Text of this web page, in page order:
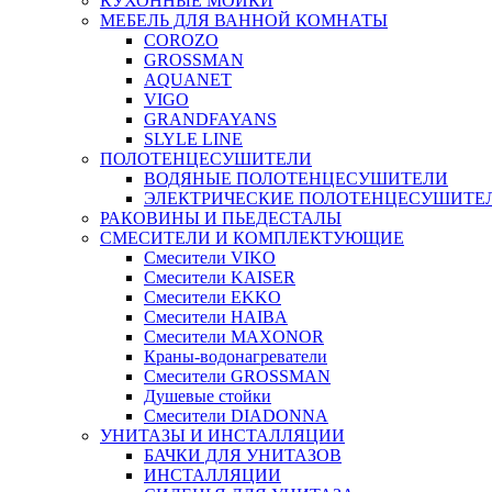
МЕБЕЛЬ ДЛЯ ВАННОЙ КОМНАТЫ
COROZO
GROSSMAN
AQUANET
VIGO
GRANDFAYANS
SLYLE LINE
ПОЛОТЕНЦЕСУШИТЕЛИ
ВОДЯНЫЕ ПОЛОТЕНЦЕСУШИТЕЛИ
ЭЛЕКТРИЧЕСКИЕ
РАКОВИНЫ И ПЬЕДЕСТАЛЫ
СМЕСИТЕЛИ И КОМПЛЕКТУЮЩИЕ
Смесители VIKO
Смесители KAISER
Смесители EKKO
Смесители HAIBA
Смесители MAXONOR
Краны-водонагреватели
Смесители GROSSMAN
Душевые стойки
Смесители DIADONNA
УНИТАЗЫ И ИНСТАЛЛЯЦИИ
БАЧКИ ДЛЯ УНИТАЗОВ
ИНСТАЛЛЯЦИИ